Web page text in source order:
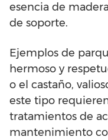
esencia de
de soporte.
Ejemplos de
hermoso y
o el castaño,
este tipo
tratamientos de
mantenimiento